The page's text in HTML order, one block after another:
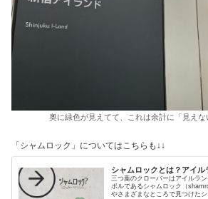
奥に緑色が見えてて、これは余計に「見え
「シャムロック」についてはこちらも↓↓
シャムロックとは？アイ
三つ葉のクローバーはアイルラ
ボルであるシャムロック（
やさまざまなところで見つけた